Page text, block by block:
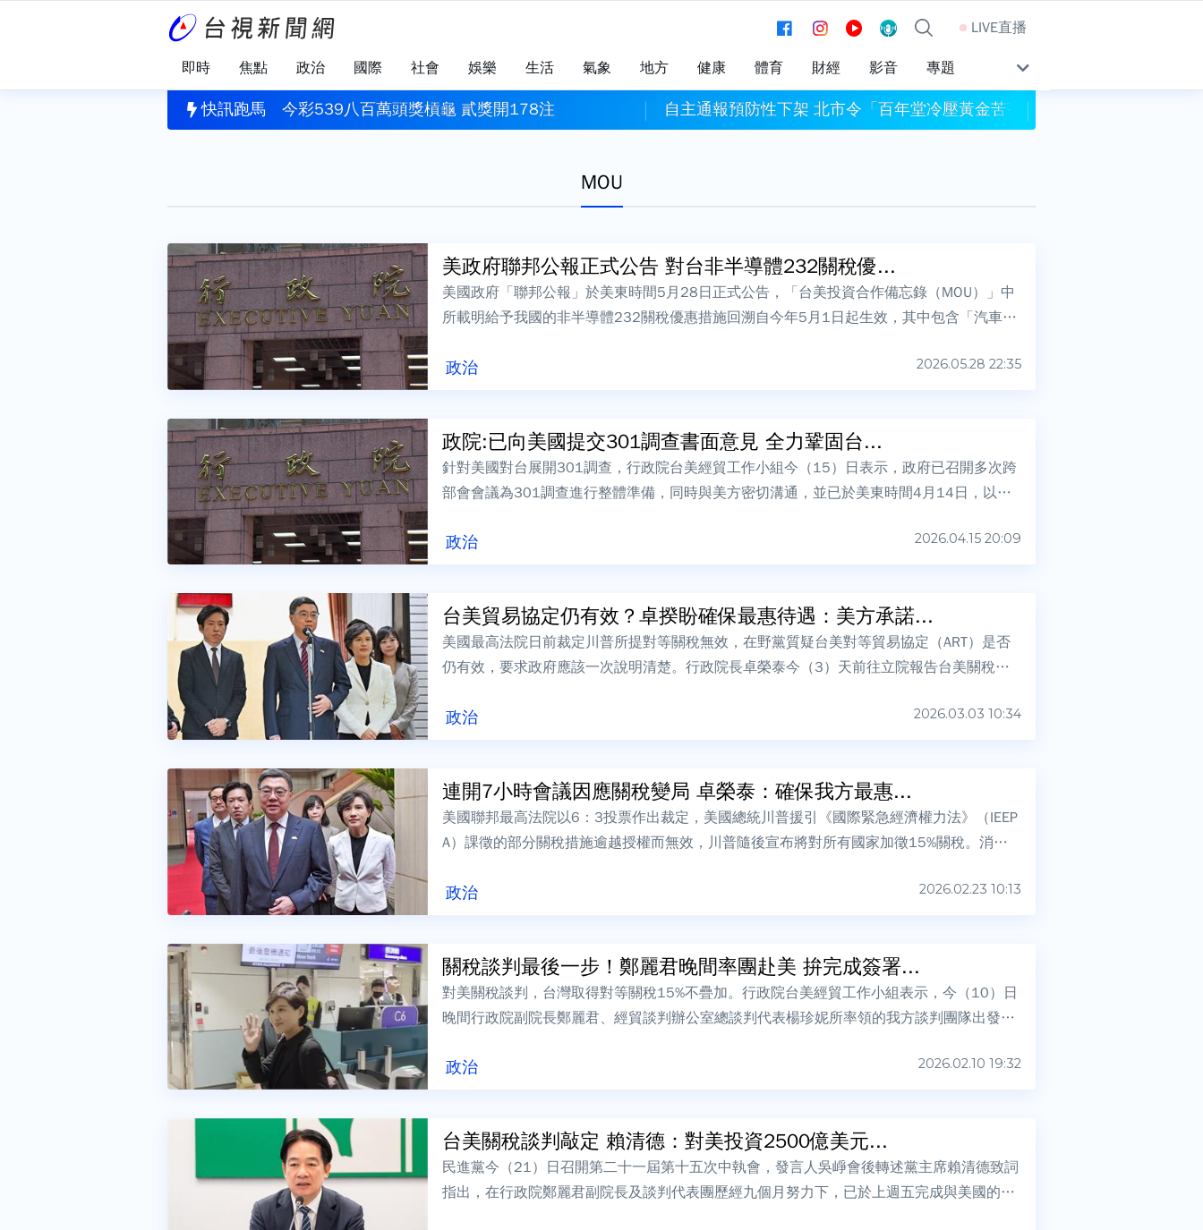
LIVE直播
即時 焦點 政治 國際 社會 娛樂 生活 氣象 地方 健康 體育 財經 影音 專題
快訊跑馬
降雨濕滑偏離跑道 空軍：人員安全 今彩539八百萬頭獎槓龜 貳獎開178注 自主通報預防性下架 北市令「百年堂冷壓黃金苦茶油」下架
MOU
政治
美政府聯邦公報正式公告 對台非半導體232關稅優...
2026.05.28 22:35
美國政府「聯邦公報」於美東時間5月28日正式公告，「台美投資合作備忘錄（MOU）」中
所載明給予我國的非半導體232關稅優惠措施回溯自今年5月1日起生效，其中包含「汽車零
政治
政院:已向美國提交301調查書面意見 全力鞏固台...
2026.04.15 20:09
針對美國對台展開301調查，行政院台美經貿工作小組今（15）日表示，政府已召開多次跨
部會會議為301調查進行整體準備，同時與美方密切溝通，並已於美東時間4月14日，以我
政治
台美貿易協定仍有效？卓揆盼確保最惠待遇：美方承諾...
2026.03.03 10:34
美國最高法院日前裁定川普所提對等關稅無效，在野黨質疑台美對等貿易協定（ART）是否
仍有效，要求政府應該一次說明清楚。行政院長卓榮泰今（3）天前往立院報告台美關稅談
政治
連開7小時會議因應關稅變局 卓榮泰：確保我方最惠...
2026.02.23 10:13
美國聯邦最高法院以6：3投票作出裁定，美國總統川普援引《國際緊急經濟權力法》（IEEP
A）課徵的部分關稅措施逾越授權而無效，川普隨後宣布將對所有國家加徵15%關稅。消息
政治
關稅談判最後一步！鄭麗君晚間率團赴美 拚完成簽署...
2026.02.10 19:32
對美關稅談判，台灣取得對等關稅15%不疊加。行政院台美經貿工作小組表示，今（10）日
晚間行政院副院長鄭麗君、經貿談判辦公室總談判代表楊珍妮所率領的我方談判團隊出發赴
台美關稅談判敲定 賴清德：對美投資2500億美元...
民進黨今（21）日召開第二十一屆第十五次中執會，發言人吳崢會後轉述黨主席賴清德致詞
指出，在行政院鄭麗君副院長及談判代表團歷經九個月努力下，已於上週五完成與美國的關